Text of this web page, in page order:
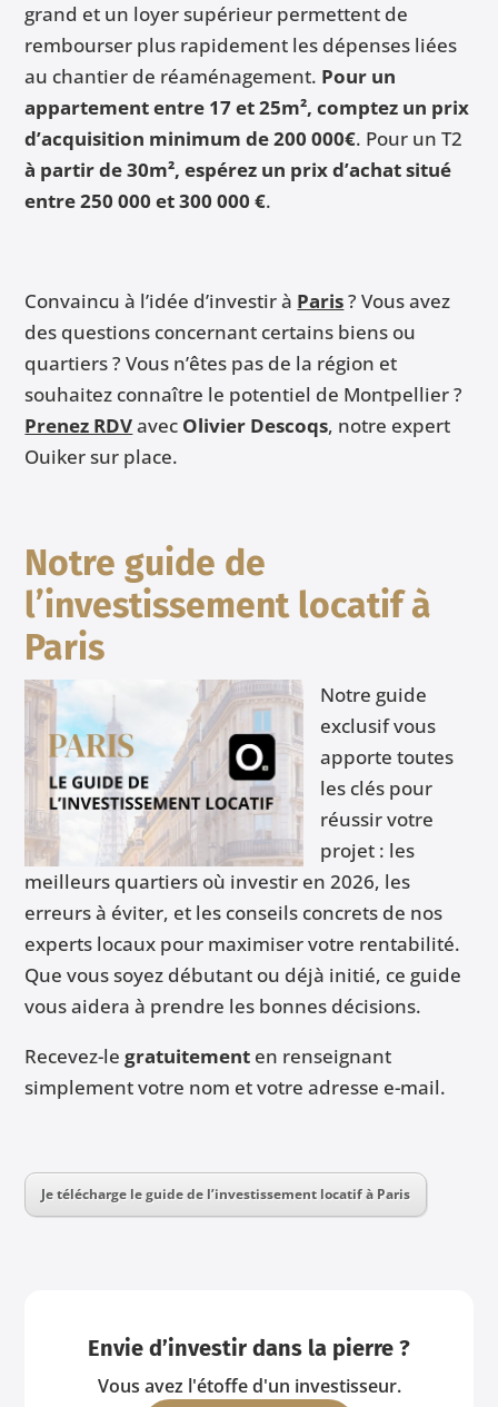
grand et un loyer supérieur permettent de
rembourser plus rapidement les dépenses liées
au chantier de réaménagement. Pour un
appartement entre 17 et 25m², comptez un prix
d’acquisition minimum de 200 000€. Pour un T2
à partir de 30m², espérez un prix d’achat situé
entre 250 000 et 300 000 €.
Convaincu à l’idée d’investir à Paris? Vous avez
des questions concernant certains biens ou
quartiers ? Vous n’êtes pas de la région et
souhaitez connaître le potentiel de Montpellier ?
Prenez RDVavec Olivier Descoqs, notre expert
Ouiker sur place.
Notre guide de
l’investissement locatif à
Paris
Notre guide
exclusif vous
apporte toutes
les clés pour
réussir votre
projet : les
meilleurs quartiers où investir en 2026, les
erreurs à éviter, et les conseils concrets de nos
experts locaux pour maximiser votre rentabilité.
Que vous soyez débutant ou déjà initié, ce guide
vous aidera à prendre les bonnes décisions.
Recevez-legratuitement en renseignant
simplement votre nom et votre adresse e-mail.
Je télécharge le guide de l’investissement locatif à Paris
Envie d’investir dans la pierre ?
Vous avez l'étoffe d'un investisseur.